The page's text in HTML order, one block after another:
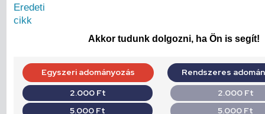
Eredeti
cikk
Akkor tudunk dolgozni, ha Ön is segít!